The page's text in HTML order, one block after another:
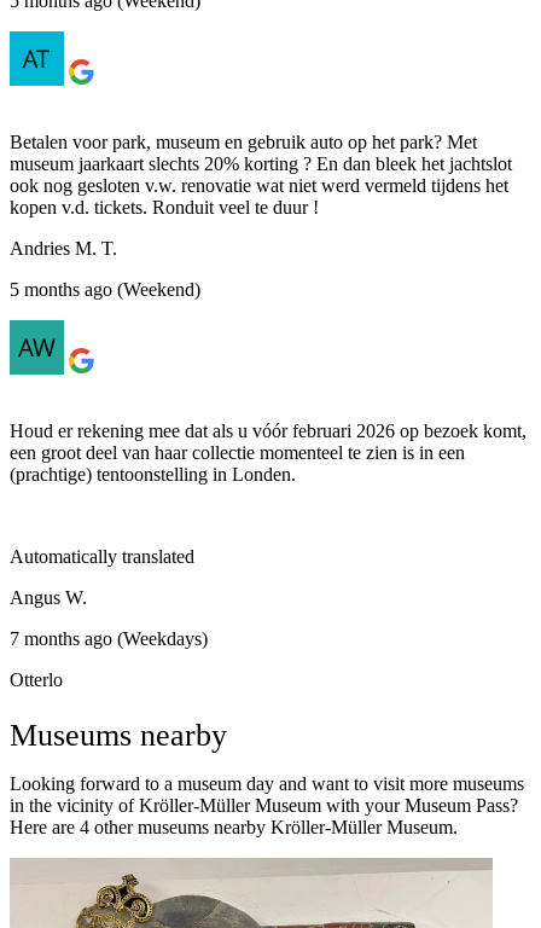
Betalen voor park, museum en gebruik auto op het park? Met
museum jaarkaart slechts 20% korting ? En dan bleek het jachtslot
ook nog gesloten v.w. renovatie wat niet werd vermeld tijdens het
kopen v.d. tickets. Ronduit veel te duur !
Andries M. T.
5 months ago (Weekend)
Houd er rekening mee dat als u vóór februari 2026 op bezoek komt,
een groot deel van haar collectie momenteel te zien is in een
(prachtige) tentoonstelling in Londen.
Automatically translated
Angus W.
7 months ago (Weekdays)
Otterlo
Museums nearby
Looking forward to a museum day and want to visit more museums
in the vicinity of Kröller-Müller Museum with your Museum Pass?
Here are 4 other museums nearby Kröller-Müller Museum.